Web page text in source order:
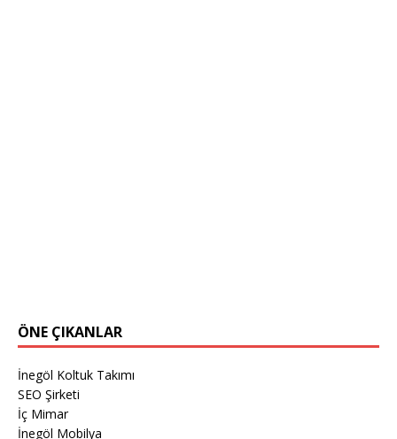
ÖNE ÇIKANLAR
İnegöl Koltuk Takımı
SEO Şirketi
İç Mimar
İnegöl Mobilya